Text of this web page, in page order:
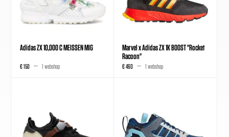
Adidas ZX 10,000 C MEISSEN MIG
€ 150 1 webshop
Marvel x Adidas ZX 1K BOOST "Rocket
Racoon"
€ 460 1 webshop